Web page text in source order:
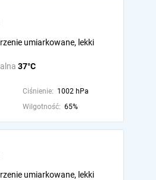
37°C
umiarkowane, lekki
Ciśnienie: 1002 hPa
Wilgotność: 65%
umiarkowane, lekki